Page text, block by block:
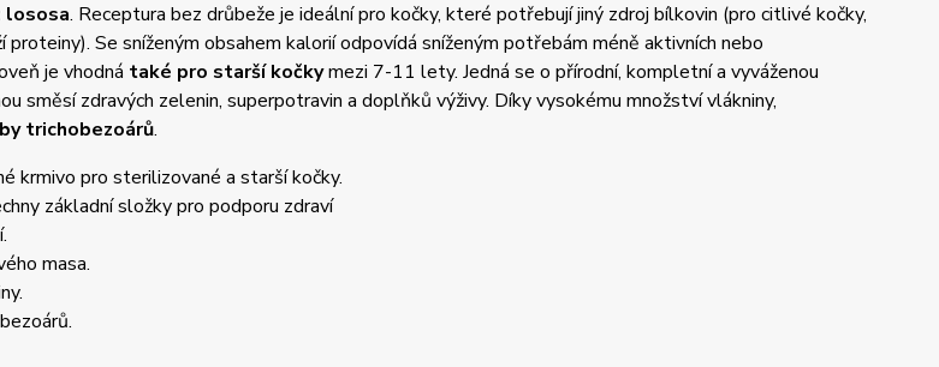
lososa. Receptura bez drůbeže je ideální pro kočky, které potřebují jiný zdroj bílkovin (pro citlivé kočky,
Se sníženým obsahem kalorií odpovídá sníženým potřebám méně aktivních nebo
je vhodná také pro starší kočkymezi 7-11 lety. Jedná se o přírodní, kompletní a vyváženou
směsí zdravých zelenin, superpotravin a doplňků výživy. Díky vysokému množství vlákniny,
trichobezoárů.
krmivo pro sterilizované a starší kočky.
základní složky pro podporu zdraví
masa.